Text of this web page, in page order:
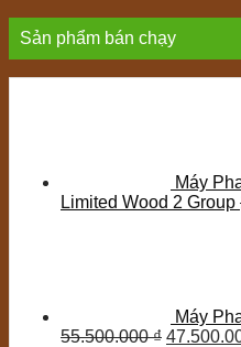
Sản phẩm bán chạy
Máy
Limited Wood 2 Group
Máy
55.500.000₫